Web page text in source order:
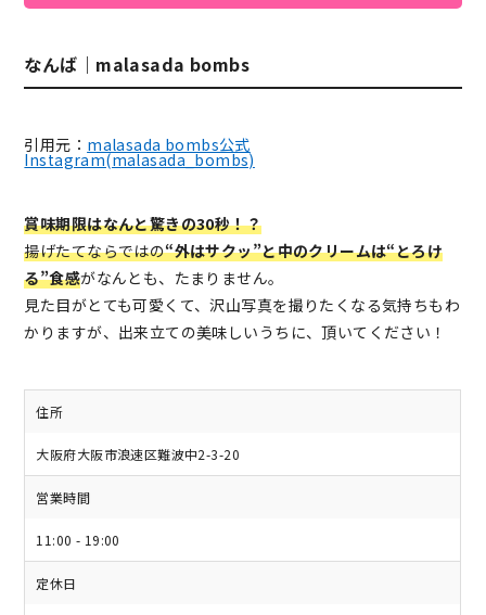
なんば｜malasada bombs
引用元： malasada bombs公式
Instagram(malasada_bombs)
賞味期限はなんと驚きの30秒！？
揚げたてならではの“外はサクッ”と中のクリームは“とろけ
る”食感がなんとも、たまりません。
見た目がとても可愛くて、沢山写真を撮りたくなる気持ちもわ
かりますが、出来立ての美味しいうちに、頂いてください！
住所
大阪府大阪市浪速区難波中2-3-20
営業時間
11:00 - 19:00
定休日